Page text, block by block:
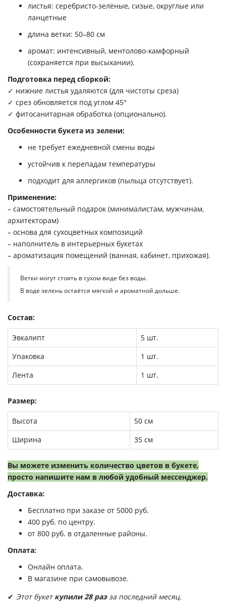
листья: серебристо-зелёные, сизые, округлые или
ланцетные
длина ветки: 50–80 см
аромат: интенсивный, ментолово-камфорный
(сохраняется при высыхании).
Подготовка перед сборкой:
✓ нижние листья удаляются (для чистоты среза)
✓ срез обновляется под углом 45°
✓ фитосанитарная обработка (опционально).
Особенности букета из зелени:
не требует ежедневной смены воды
устойчив к перепадам температуры
подходит для аллергиков (пыльца отсутствует).
Применение:
– самостоятельный подарок (минималистам, мужчинам,
архитекторам)
– основа для сухоцветных композиций
– наполнитель в интерьерных букетах
– ароматизация помещений (ванная, кабинет, прихожая).
Ветки могут стоять в сухом виде без воды.
В воде зелень остаётся мягкой и ароматной дольше.
Состав:
Эвкалипт
5 шт.
Упаковка
1 шт.
Лента
1 шт.
Размер:
Высота
50 см
Ширина
35 см
Вы можете изменить количество цветов в букете,
просто напишите нам в любой удобный мессенджер.
Доставка:
Бесплатно при заказе от 5000 руб.
400 руб. по центру.
от 800 руб. в отдаленные районы.
Оплата:
Онлайн оплата.
В магазине при самовывозе.
✔ Этот букет купили 28 разза последний месяц.